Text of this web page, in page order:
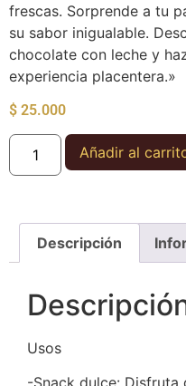
frescas. Sorprende a tu
su sabor inigualable.
chocolate con leche y
experiencia placentera.»
$ 25.000
Añadir al
Descripción
Usos